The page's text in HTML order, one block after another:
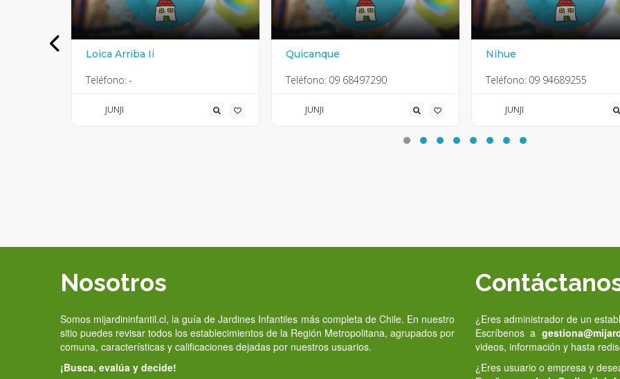
Loica Arriba Ii
Teléfono:-
JUNJI
Quicanque
Teléfono: 09 68497290
JUNJI
Nihue
Teléfono: 09 94689255
JUNJI
Nosotros
Somos mijardininfantil.cl, la guía de Jardines Infantiles más completa de Chile. En nuestro
sitio puedes revisar todos los establecimientos de la Región Metropolitana, agrupados por
comuna, características y calificaciones dejadas por nuestros usuarios.
¡Busca, evalúa y decide!
¿Eres administrador de un
Escríbenos a
videos, información y hasta
¿Eres usuario o empresa y